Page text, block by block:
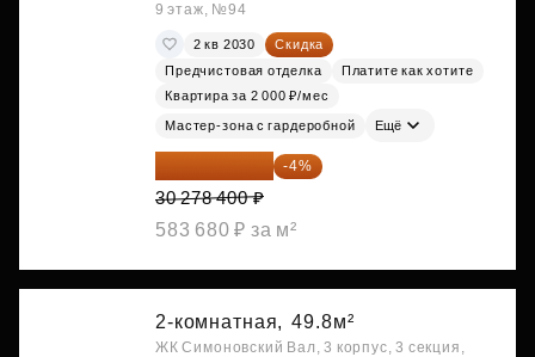
9 этаж, №94
2 кв 2030
Скидка
Предчистовая отделка
Платите как хотите
Квартира за 2 000 ₽/мес
Мастер-зона с гардеробной Ещё
29 067 264 ₽ -4%
30 278 400 ₽
583 680 ₽ за м²
2-комнатная, 49.8м²
ЖК Симоновский Вал, 3 корпус, 3 секция,